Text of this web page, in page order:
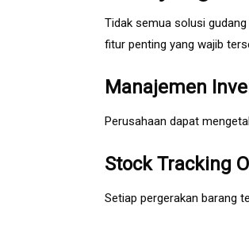
Tidak semua solusi
fitur penting yang wajib
Manajemen
Perusahaan dapat
Stock Tracking
Setiap pergerakan barang